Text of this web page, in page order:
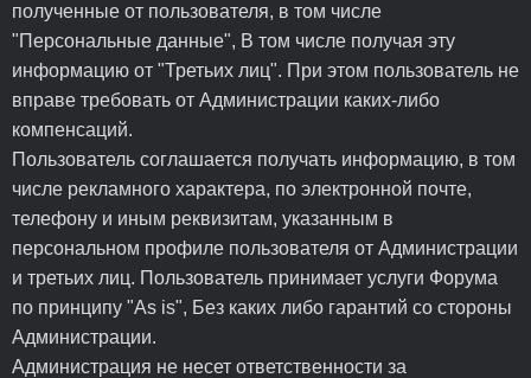
полученные от пользователя, в том числе
"Персональные данные", В том числе получая эту
информацию от "Третьих лиц". При этом пользователь не
вправе требовать от Администрации каких-либо
компенсаций.
Пользователь соглашается получать информацию, в том
числе рекламного характера, по электронной почте,
телефону и иным реквизитам, указанным в
персональном профиле пользователя от Администрации
и третьих лиц. Пользователь принимает услуги Форума
по принципу "As is", Без каких либо гарантий со стороны
Администрации.
Администрация не несет ответственности за